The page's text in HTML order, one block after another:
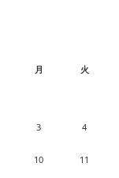
月
火
3 4
10 11